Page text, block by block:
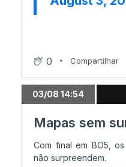
FaZe perfeitos a
28/07 14:01
FaZe e Liquid
28/07 13:02
0 Compartilhar
03/08 14:54
Mapas sem
Com final em BO5,
não surpreendem.